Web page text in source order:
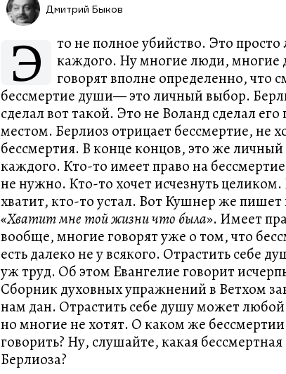
Дмитрий Быков
Э
то не полное убийство. Это
каждого. Ну многие люди, многие
говорят вполне определенно, что
бессмертие души— это личный выбор.
сделал вот такой. Это не Воланд сделал
местом. Берлиоз отрицает бессмертие, не
бессмертия. В конце концов, это же
каждого. Кто-то имеет право на
не нужно. Кто-то хочет исчезнуть
хватит, кто-то устал. Вот Кушнер же пишет
«Хватит мне той жизни что была». Имеет
вообще, многие говорят уже о том, что
есть далеко не у всякого. Отрастить себе
уж труд. Об этом Евангелие говорит
Сборник духовных упражнений в Ветхом
нам дан. Отрастить себе душу может
но многие не хотят. О каком же
говорить? Ну, слушайте, какая
Берлиоза?